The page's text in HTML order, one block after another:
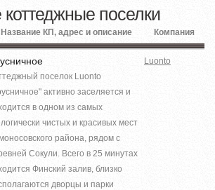
поселки
Название КП, адрес и описание Компания
поселок Luonto
активно заселяется и
в одном из самых
чистых и красивых мест
района, рядом с
Сокули. Всего в 25 минутах
Финский залив, близко
дворцы и парки
Luonto